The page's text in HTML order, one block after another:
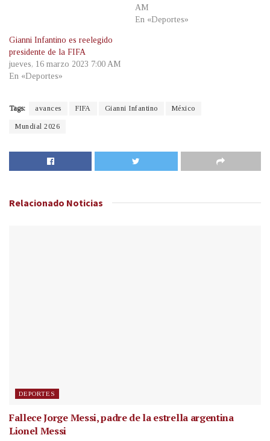
AM
En «Deportes»
Gianni Infantino es reelegido
presidente de la FIFA
jueves, 16 marzo 2023 7:00 AM
En «Deportes»
Tags: avances FIFA Gianni Infantino México
Mundial 2026
Relacionado Noticias
DEPORTES
Fallece Jorge Messi, padre de la estrella argentina
Lionel Messi